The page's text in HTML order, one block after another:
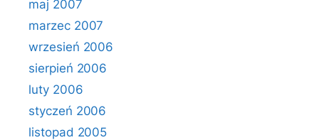
maj 2007
marzec 2007
wrzesień 2006
sierpień 2006
luty 2006
styczeń 2006
listopad 2005